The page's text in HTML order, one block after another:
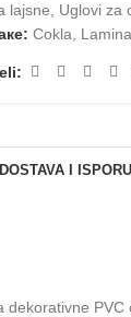
lajsne
Uglovi za
Cokla
DOSTAVA I
PVC